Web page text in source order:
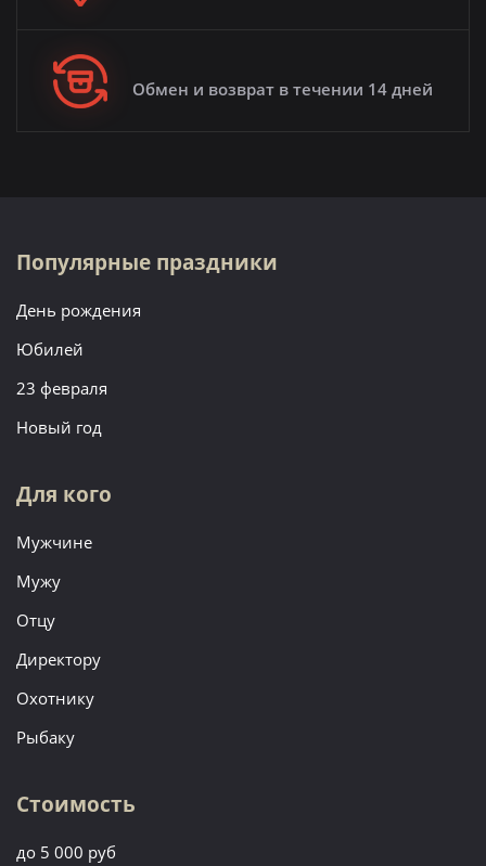
Обмен и возврат в течении 14 дней
Популярные праздники
День рождения
Юбилей
23 февраля
Новый год
Для кого
Мужчине
Мужу
Отцу
Директору
Охотнику
Рыбаку
Стоимость
до 5 000 руб